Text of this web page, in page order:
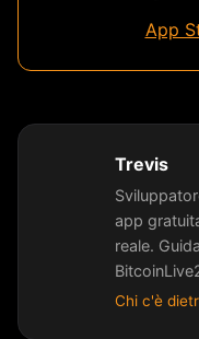
App
Trevis
app
reale.
Chi c'è